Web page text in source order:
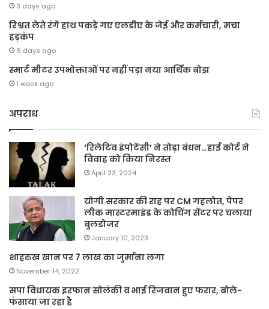
3 days ago
रिश्वत लेते रंगे हाथ पकड़े गए एलडीए के जेई और कर्मचारी, मचा
हड़कंप
6 days ago
स्मार्ट मीटर उपभोक्ताओं पर नहीं पड़ा नया आर्थिक बोझ
1 week ago
अपराध
‘रिलेटिव इंपोटेंसी’ ने तोड़ा बंधन…हाई कोर्ट ने
विवाह को किया निरस्त
April 23, 2024
योगी सरकार की राह पर CM गहलोत, पेपर
लीक मास्टरमाइंड के कोचिंग सेंटर पर चलाया
बुलडोजर
January 10, 2023
शाहरुख खान पर 7 लाख का जुर्माना लगा
November 14, 2022
सपा विधायक इरफान सोलंकी व भाई रिजवान हुए फरार, बोले-
फंसाया जा रहा है